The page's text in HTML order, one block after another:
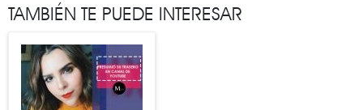
TAMBIÉN TE PUEDE INTERESAR